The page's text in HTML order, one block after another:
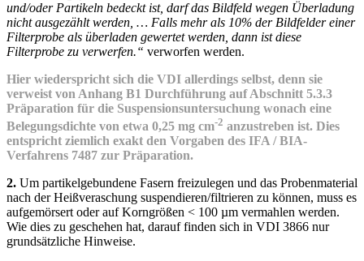
und/oder Partikeln bedeckt ist, darf das Bildfeld wegen Überladung
nicht ausgezählt werden, … Falls mehr als 10% der Bildfelder einer
Filterprobe als überladen gewertet werden, dann ist diese
Filterprobe zu verwerfen.“ verworfen werden.
Hier wiederspricht sich die VDI allerdings selbst, denn sie
verweist von Anhang B1 Durchführung auf Abschnitt 5.3.3
Präparation für die Suspensionsuntersuchung wonach eine
Belegungsdichte von etwa 0,25 mg cm-2 anzustreben ist. Dies
entspricht ziemlich exakt den Vorgaben des IFA / BIA-
Verfahrens 7487 zur Präparation.
2. Um partikelgebundene Fasern freizulegen und das Probenmaterial
nach der Heißveraschung suspendieren/filtrieren zu können, muss es
aufgemörsert oder auf Korngrößen < 100 µm vermahlen werden.
Wie dies zu geschehen hat, darauf finden sich in VDI 3866 nur
grundsätzliche Hinweise.